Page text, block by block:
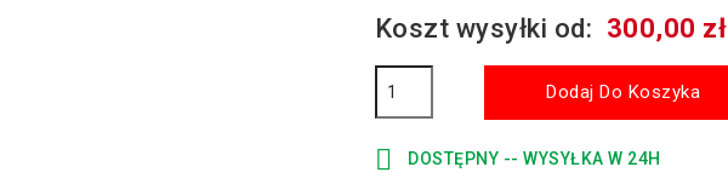
Koszt wysyłki od: 300,00 zł
Dodaj Do Koszyka
 DOSTĘPNY -- WYSYŁKA W 24H